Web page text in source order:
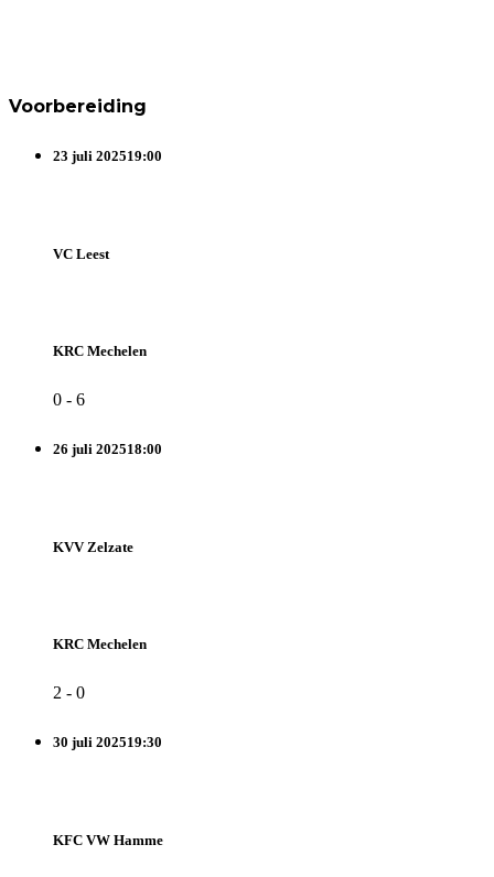
Voorbereiding
23 juli 202519:00
VC Leest
KRC Mechelen
0 - 6
26 juli 202518:00
KVV Zelzate
KRC Mechelen
2 - 0
30 juli 202519:30
KFC VW Hamme